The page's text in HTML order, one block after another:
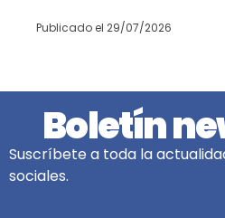
Publicado el 29/07/2026
Boletín
Suscríbete a toda la
sociales.